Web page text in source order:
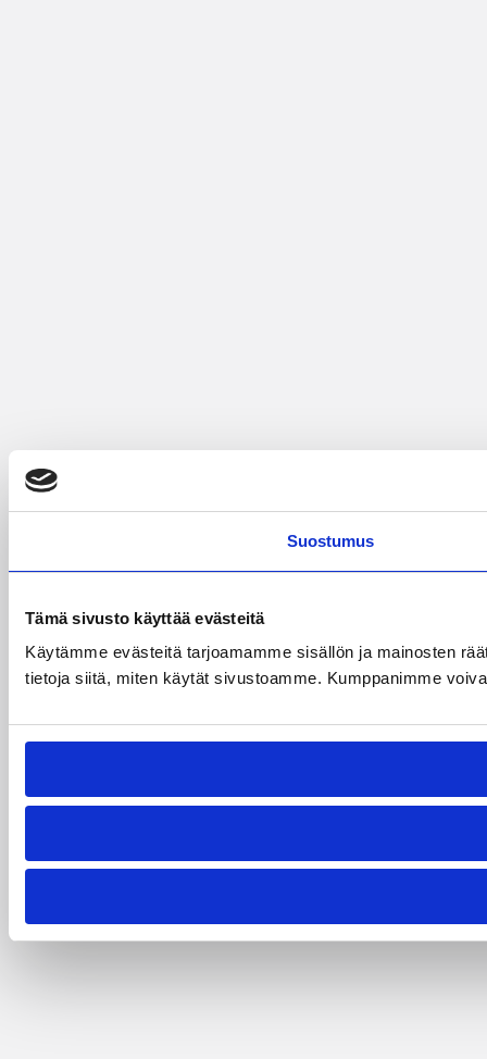
Suostumus
Tämä sivusto käyttää evästeitä
Käytämme evästeitä tarjoamamme sisällön ja mainosten
tietoja siitä, miten käytät sivustoamme. Kumppanimme